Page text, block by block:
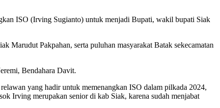
ISO (Irving Sugianto) untuk menjadi Bupati, wakil bupati Siak
Pakpahan, serta puluhan masyarakat Batak sekecamatan
Bendahara Davit.
yang hadir untuk memenangkan ISO dalam pilkada 2024,
Irving merupakan senior di kab Siak, karena sudah menjabat